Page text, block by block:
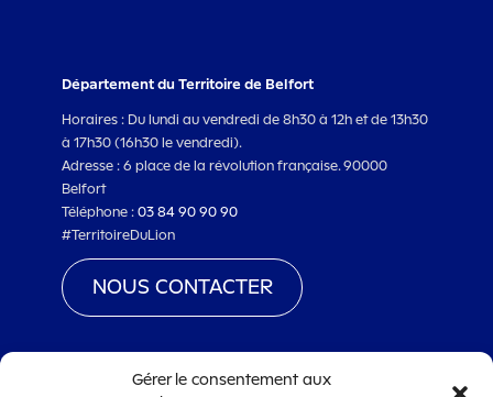
Département du Territoire de Belfort
Horaires : Du lundi au vendredi de 8h30 à 12h et de 13h30
à 17h30 (16h30 le vendredi).
Adresse : 6 place de la révolution française. 90000
Belfort
Téléphone :03 84 90 90 90
#TerritoireDuLion
NOUS CONTACTER
Gérer le consentement aux